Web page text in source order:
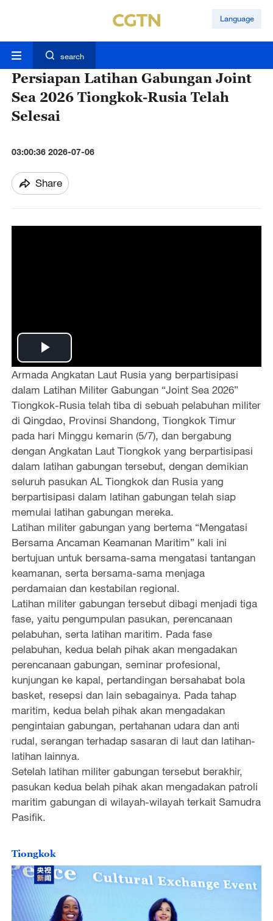
Language
search
Persiapan Latihan Gabungan Joint
Sea 2026 Tiongkok-Rusia Telah
Selesai
03:00:36 2026-07-06
Share
P
l
a
y
V
i
d
e
o
Armada Angkatan Laut Rusia yang berpartisipasi
dalam Latihan Militer Gabungan “Joint Sea 2026”
Tiongkok-Rusia telah tiba di sebuah pelabuhan militer
di Qingdao, Provinsi Shandong, Tiongkok Timur
pada hari Minggu kemarin (5/7), dan bergabung
dengan Angkatan Laut Tiongkok yang berpartisipasi
dalam latihan gabungan tersebut, dengan demikian
seluruh pasukan AL Tiongkok dan Rusia yang
berpartisipasi dalam latihan gabungan telah siap
memulai latihan gabungan mereka.
Latihan militer gabungan yang bertema “Mengatasi
Bersama Ancaman Keamanan Maritim” kali ini
bertujuan untuk bersama-sama mengatasi tantangan
keamanan, serta bersama-sama menjaga
perdamaian dan kestabilan regional.
Latihan militer gabungan tersebut dibagi menjadi tiga
fase, yaitu pengumpulan pasukan, perencanaan
pelabuhan, serta latihan maritim. Pada fase
pelabuhan, kedua belah pihak akan mengadakan
perencanaan gabungan, seminar profesional,
kunjungan ke kapal, pertandingan bersahabat bola
basket, resepsi dan lain sebagainya. Pada tahap
maritim, kedua belah pihak akan mengadakan
pengintaian gabungan, pertahanan udara dan anti
rudal, serangan terhadap sasaran di laut dan latihan-
latihan lainnya.
Setelah latihan militer gabungan tersebut berakhir,
pasukan kedua belah pihak akan mengadakan patroli
maritim gabungan di wilayah-wilayah terkait Samudra
Pasifik.
Tiongkok